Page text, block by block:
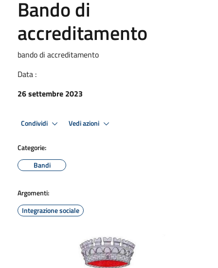
Bando di
accreditamento
bando di accreditamento
Data :
26 settembre 2023
Condividi Vedi azioni
Categorie:
Bandi
Argomenti:
Integrazione sociale